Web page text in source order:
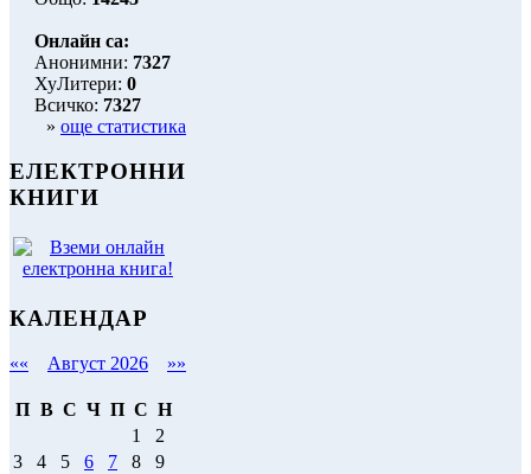
Онлайн са:
Анонимни: 7327
ХуЛитери: 0
Всичко: 7327
» още статистика
ЕЛЕКТРОННИ
КНИГИ
КАЛЕНДАР
«« Август 2026 »»
П В С Ч П С Н
1
2
3
4 5 6 7 8
9